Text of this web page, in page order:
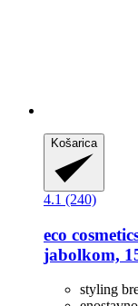
Košarica
4.1 (240)
eco
jabolkom,
styling